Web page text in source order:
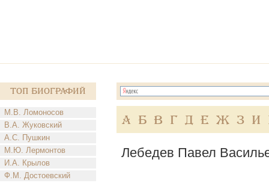
Топ Биографий
М.В. Ломоносов
В.А. Жуковский
А.С. Пушкин
М.Ю. Лермонтов
И.А. Крылов
Ф.М. Достоевский
А Б В Г Д Е Ж З И
Лебедев Павел